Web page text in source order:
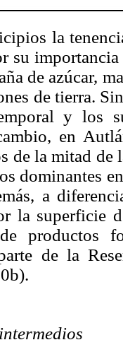
la
su
de azúcar,
de tierra.
y los
en
de la mitad
dominantes
a
la superficie
de productos
de la